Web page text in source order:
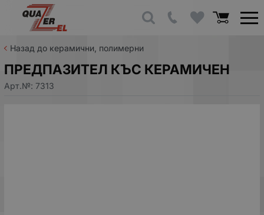
Назад до керамични, полимерни
ПРЕДПАЗИТЕЛ КЪС КЕРАМИЧЕН
Арт.№: 7313